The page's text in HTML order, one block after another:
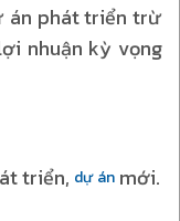
án phát triển trừ
nhuận kỳ vọng
triển, dự án mới.